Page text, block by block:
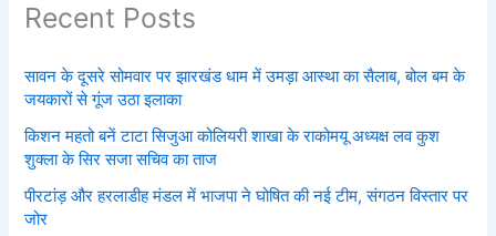
Recent Posts
सावन के दूसरे सोमवार पर झारखंड धाम में उमड़ा आस्था का सैलाब, बोल बम के
जयकारों से गूंज उठा इलाका
किशन महतो बनें टाटा सिजुआ कोलियरी शाखा के राकोमयू अध्यक्ष लव कुश
शुक्ला के सिर सजा सचिव का ताज
पीरटांड़ और हरलाडीह मंडल में भाजपा ने घोषित की नई टीम, संगठन विस्तार पर
जोर